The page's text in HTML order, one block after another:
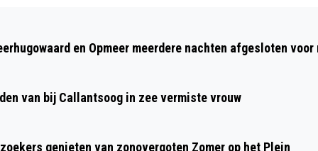
TUINSEIZOEN
‘INCLUSIVITEIT’
OP SPERZIEBONEN
en Opmeer meerdere nachten afgesloten
van bij Callantsoog in zee vermiste vrouw
genieten van zonovergoten Zomer op het Plein